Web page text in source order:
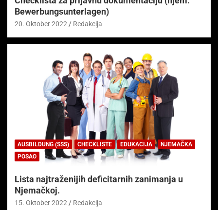
Bewerbungsunterlagen)
20. Oktober 2022 Redakcija
AUSBILDUNG (SSS) CHECKLISTE EDUKACIJA
NJEMAČKA
POSAO
Lista najtraženijih deficitarnih zanimanja u
Njemačkoj.
15. Oktober 2022 Redakcija